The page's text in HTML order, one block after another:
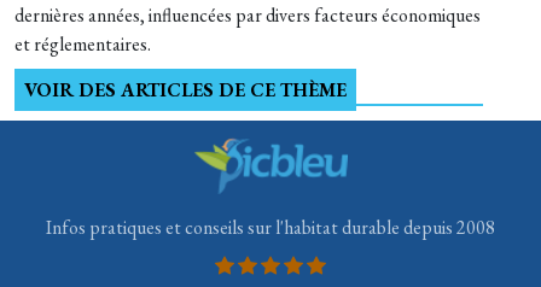
dernières années, influencées par divers facteurs économiques
et réglementaires.
VOIR DES ARTICLES DE CE THÈME
Infos pratiques et conseils sur l'habitat durable depuis 2008